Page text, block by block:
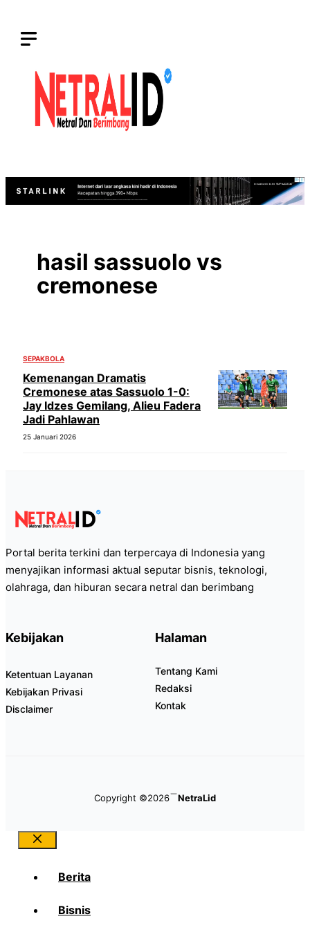
hasil sassuolo vs
cremonese
SEPAKBOLA
Kemenangan Dramatis
Cremonese atas Sassuolo 1-0:
Jay Idzes Gemilang, Alieu Fadera
Jadi Pahlawan
25 Januari 2026
Portal berita terkini dan terpercaya di Indonesia yang
menyajikan informasi aktual seputar bisnis, teknologi,
olahraga, dan hiburan secara netral dan berimbang
Kebijakan
Ketentuan Layanan
Kebijakan Privasi
Disclaimer
Halaman
Tentang Kami
Redaksi
Kontak
Copyright ©2026 NetraLid
Close
Berita
Bisnis